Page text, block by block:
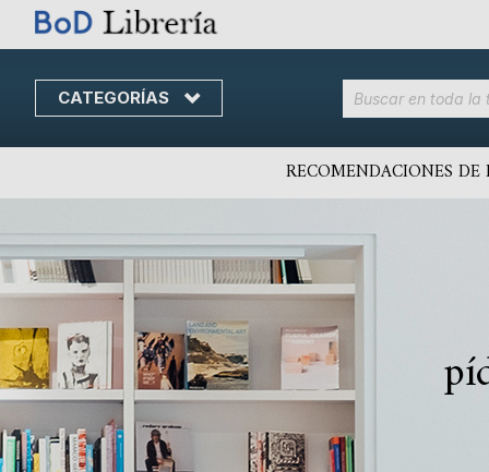
CATEGORÍAS
Skip
content
RECOMENDACIONES DE